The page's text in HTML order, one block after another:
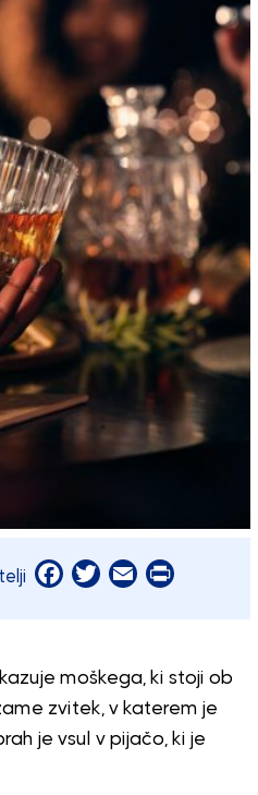
Facebook
Twitter
EmailPrint
moškega, ki stoji ob
zvitek, v katerem je
je vsul v pijačo, ki je